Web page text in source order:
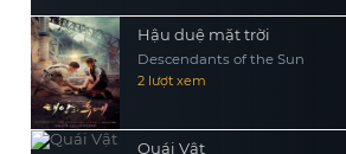
Hậu duệ mặt trời
Descendants of the Sun
2 lượt xem
Quái Vật